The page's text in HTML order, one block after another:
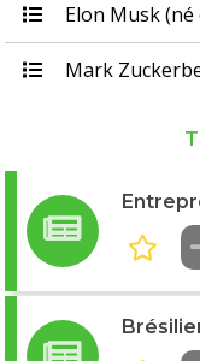
Elon Musk (né
Mark